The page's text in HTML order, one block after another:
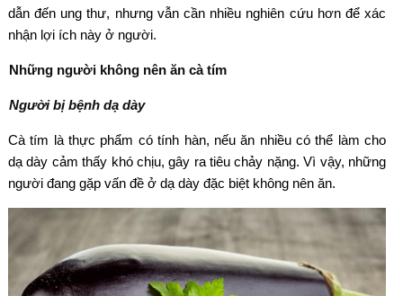
dẫn đến ung thư, nhưng vẫn cần nhiều nghiên cứu hơn để xác
nhận lợi ích này ở người.
Những người không nên ăn cà tím
Người bị bệnh dạ dày
Cà tím là thực phẩm có tính hàn, nếu ăn nhiều có thể làm cho
dạ dày cảm thấy khó chịu, gây ra tiêu chảy nặng. Vì vậy, những
người đang gặp vấn đề ở dạ dày đặc biệt không nên ăn.